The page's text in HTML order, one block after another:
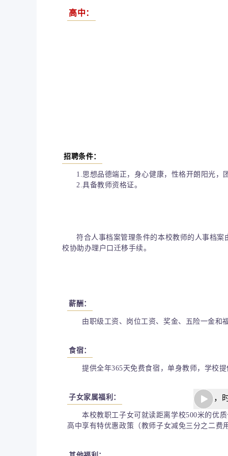
高中：
招聘条件：
1.思想品德端正，身心健康，性格开朗阳光，
2.具备教师资格证。
符合人事档案管理条件的本校教师的人事档
校协助办理户口迁移手续。
薪酬：
由职级工资、岗位工资、奖金、五险一金和
食宿：
提供全年365天免费食宿，单身教师，学校
子女家属福利：
本校教职工子女可就读距离学校500米的优
高中享有特优惠政策（教师子女减免三分之二费